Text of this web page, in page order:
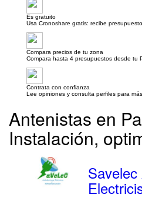
Es gratuito
Usa Cronoshare gratis: recibe
Compara precios de tu zona
Compara hasta 4 presupuestos desde tu
Contrata con confianza
Lee opiniones y consulta perfiles para más
Antenistas en
Instalación,